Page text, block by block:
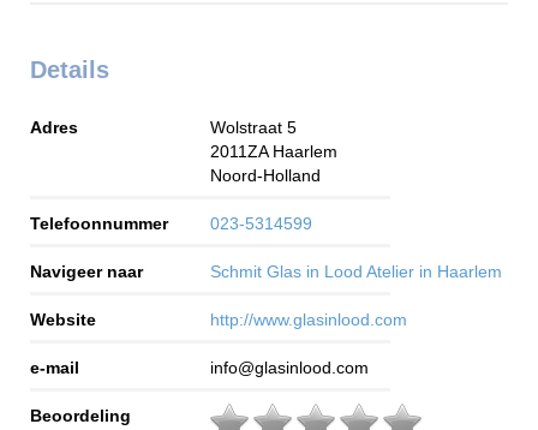
Details
Adres
Wolstraat 5
2011ZA Haarlem
Noord-Holland
Telefoonnummer 023-5314599
Navigeer naar Schmit Glas in Lood Atelier in Haarlem
Website http://www.glasinlood.com
e-mail info@glasinlood.com
Beoordeling